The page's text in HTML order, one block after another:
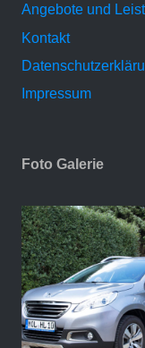
Angebote und
Kontakt
Impressum
Foto Galerie